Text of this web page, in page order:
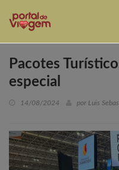
Pacotes
especial
14/08/2024 por Luis